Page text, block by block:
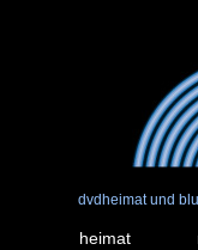
dvdheimat und
heimat